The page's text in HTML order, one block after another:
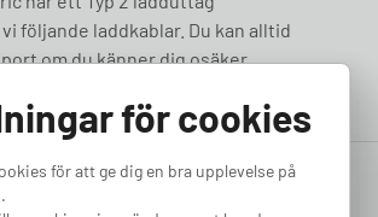
följande laddkablar. Du kan alltid
om du känner dig osäker.
4.50
för cookies
för att ge dig en bra upplevelse på